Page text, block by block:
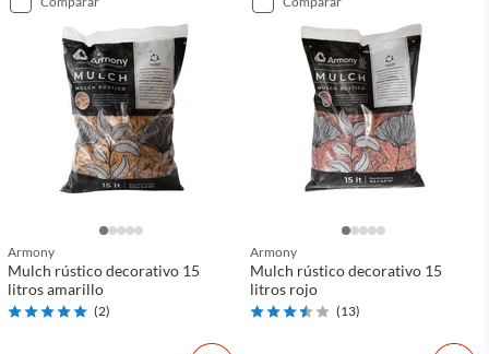
Armony
Mulch rústico decorativo 15
litros amarillo
(2)
Armony
Mulch rústico decorativo 15
litros rojo
(13)